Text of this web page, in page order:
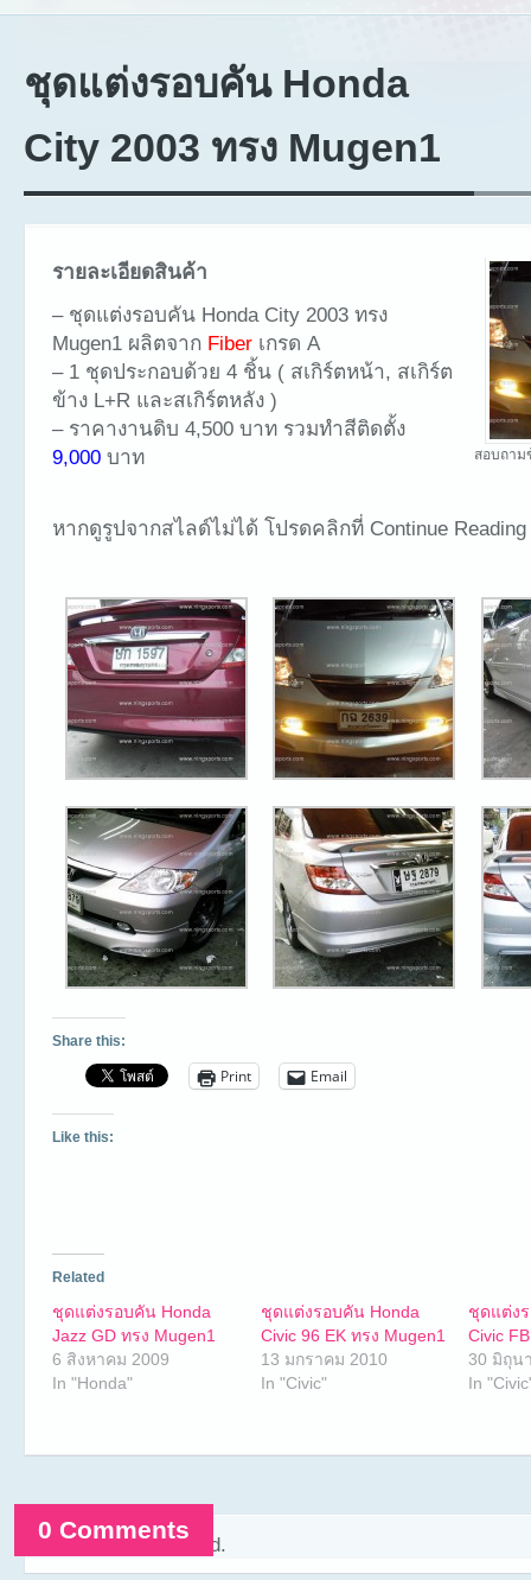
ชุดแต่งรอบคัน Honda
City 2003 ทรง Mugen1
สอบถาม
รายละเอียดสินค้า
– ชุดแต่งรอบคัน Honda City 2003 ทรง
Mugen1 ผลิตจาก Fiber เกรด A
– 1 ชุดประกอบด้วย 4 ชิ้น ( สเกิร์ตหน้า, สเกิร์ต
ข้าง L+R และสเกิร์ตหลัง )
– ราคางานดิบ 4,500 บาท รวมทำสีติดตั้ง
9,000 บาท
หากดูรูปจากสไลด์ไม่ได้ โปรดคลิกที่ Continue Reading
Share this:
Print Email
Like this:
Related
ชุดแต่งรอบคัน Honda
Jazz GD ทรง Mugen1
6 สิงหาคม 2009
In "Honda"
ชุดแต่งรอบคัน Honda
Civic 96 EK ทรง Mugen1
13 มกราคม 2010
In "Civic"
ชุดแต่ง
Civic
30 มิถุน
In
0 Comments
Comments are closed.